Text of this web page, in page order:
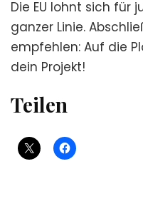
Die EU lohnt sich für
ganzer Linie.
empfehlen: Auf die
dein Projekt!
Teilen